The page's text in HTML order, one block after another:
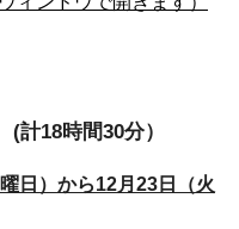
18時間30分）
日）から12月23日（火